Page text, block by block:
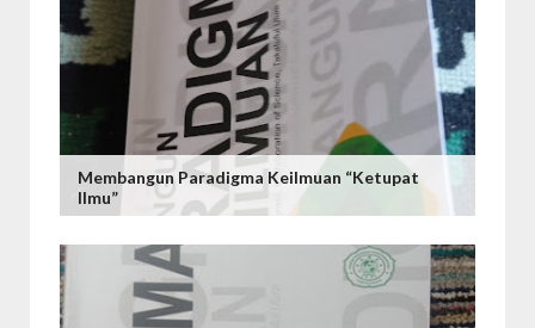
Membangun Paradigma Keilmuan “Ketupat
Ilmu”